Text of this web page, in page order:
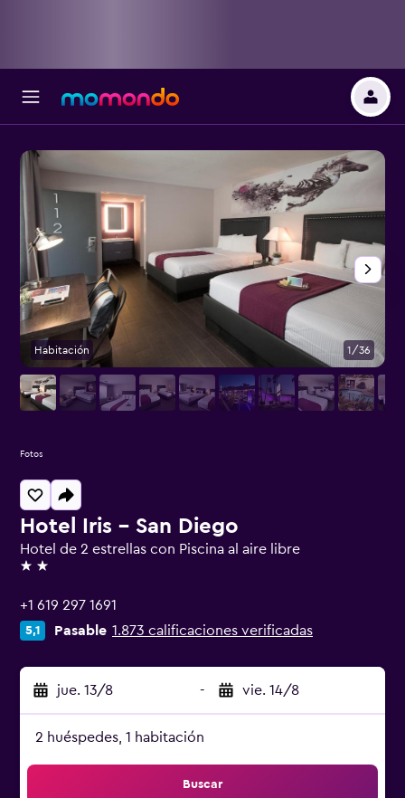
Hotel Iris - San Diego
Hotel de 2 estrellas con Piscina al aire libre
2 estrellas
+1 619 297 1691
5,1 Pasable 1.873 calificaciones verificadas
jue. 13/8 - vie. 14/8
2 huéspedes, 1 habitación
Buscar
Habitación 1/36
Fotos